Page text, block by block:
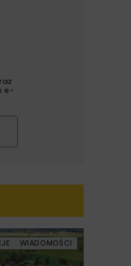
e-
WIADOMOŚCI